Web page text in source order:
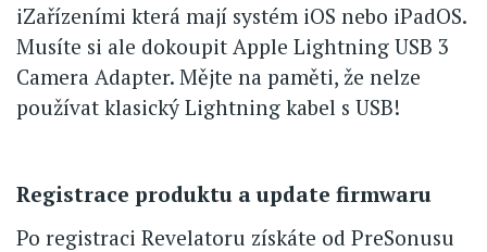
iZařízeními která mají systém iOS nebo iPadOS.
Musíte si ale dokoupit Apple Lightning USB 3
Camera Adapter. Mějte na paměti, že nelze
používat klasický Lightning kabel s USB!
Registrace produktu a update firmwaru
Po registraci Revelatoru získáte od PreSonusu